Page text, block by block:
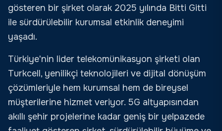
gösteren bir şirket olarak 2025 yılında Bitti Gitti
ile sürdürülebilir kurumsal etkinlik deneyimi
yaşadı.
Türkiye'nin lider telekomünikasyon şirketi olan
Turkcell, yenilikçi teknolojileri ve dijital dönüşüm
çözümleriyle hem kurumsal hem de bireysel
müşterilerine hizmet veriyor. 5G altyapısından
akıllı şehir projelerine kadar geniş bir yelpazede